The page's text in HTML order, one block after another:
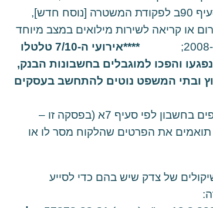
הכרזה על אירוע חירום אזרחי לפי סעיף 90ב לפקודת המשטרה [נוסח חדש],
חירום או קריאה לשירות מילואים במצב מיוחד
****אירועי ה-7/10 טלטלו
והפכו למוגבלים בחשבונות הבנק,
ובתי המשפט נוטים להתחשב בעסקים
הבנק לא שלח הודעה ללקוח על הצורך בהפקדת כספים בחשבון לפי סעיף 7א (בפסקה זו –
את הפרטים שהלקוח מסר לו או